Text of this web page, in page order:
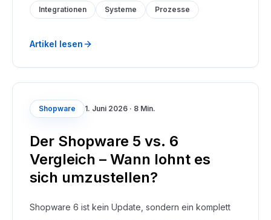
Integrationen Systeme Prozesse
Artikel lesen
Shopware 1. Juni 2026 · 8 Min.
Der Shopware 5 vs. 6
Vergleich – Wann lohnt es
sich umzustellen?
Shopware 6 ist kein Update, sondern ein komplett